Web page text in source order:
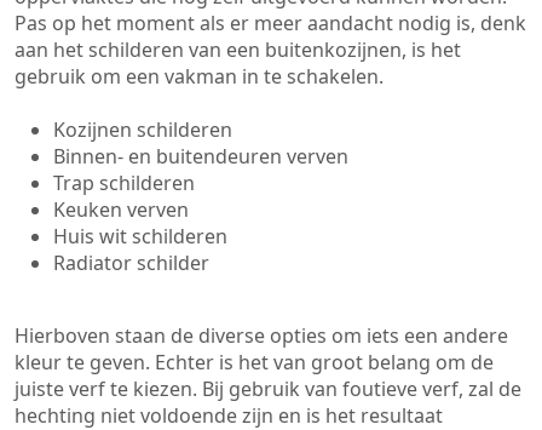
Pas op het moment als er meer aandacht nodig is, denk
aan het schilderen van een buitenkozijnen, is het
gebruik om een vakman in te schakelen.
Kozijnen schilderen
Binnen- en buitendeuren verven
Trap schilderen
Keuken verven
Huis wit schilderen
Radiator schilder
Hierboven staan de diverse opties om iets een andere
kleur te geven. Echter is het van groot belang om de
juiste verf te kiezen. Bij gebruik van foutieve verf, zal de
hechting niet voldoende zijn en is het resultaat